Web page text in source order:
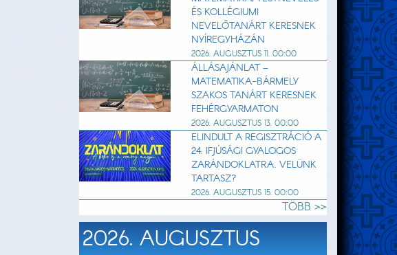
ÉS KOLLÉGIUMI
NEVELŐTANÁRT KERESNEK
NYÍREGYHÁZÁN
2026. AUGUSZTUS 11. 00:00
ÁLLÁSAJÁNLAT –
MATEMATIKA-BÁRMELY
SZAKOS TANÁRT KERESNEK
FEHÉRGYARMATON
2026. AUGUSZTUS 13. 00:00
ELINDULT A REGISZTRÁCIÓ A
24. IFJÚSÁGI GYALOGOS
ZARÁNDOKLATRA. VELÜNK
TARTASZ?
2026. AUGUSZTUS 15. 00:00
TÖBB >>
2026. AUGUSZTUS